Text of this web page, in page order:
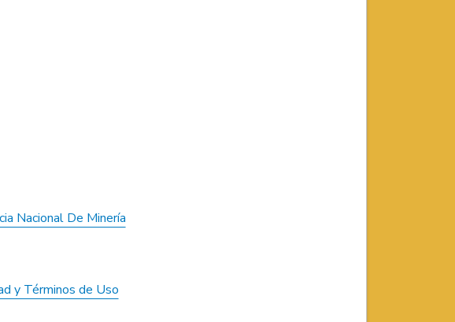
Nacional De Minería
y Términos de Uso